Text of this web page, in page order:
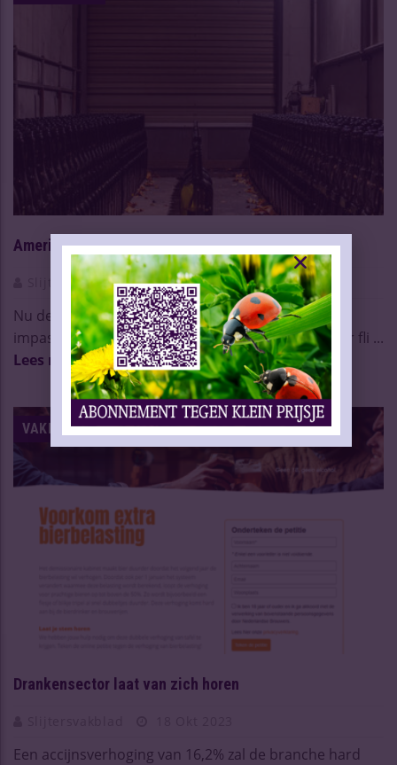
Amerikaanse shutdown legt spirits-sector lam
Slijtersvakblad 06 Okt 2025
Nu de Amerikaanse regering door een politieke
impasse op slot is gegaan, dreigt de drankensector fli ...
Lees meer
VAKNIEUWS
Drankensector laat van zich horen
Een accijnsverhoging van 16,2% zal de branche hard